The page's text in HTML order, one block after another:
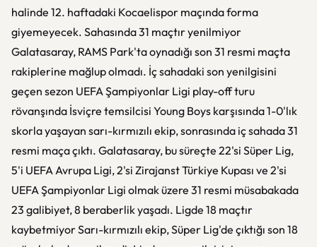
halinde 12. haftadaki Kocaelispor maçında forma
giyemeyecek. Sahasında 31 maçtır yenilmiyor
Galatasaray, RAMS Park'ta oynadığı son 31 resmi maçta
rakiplerine mağlup olmadı. İç sahadaki son yenilgisini
geçen sezon UEFA Şampiyonlar Ligi play-off turu
rövanşında İsviçre temsilcisi Young Boys karşısında 1-0'lık
skorla yaşayan sarı-kırmızılı ekip, sonrasında iç sahada 31
resmi maça çıktı. Galatasaray, bu süreçte 22'si Süper Lig,
5'i UEFA Avrupa Ligi, 2'si Zirajanst Türkiye Kupası ve 2'si
UEFA Şampiyonlar Ligi olmak üzere 31 resmi müsabakada
23 galibiyet, 8 beraberlik yaşadı. Ligde 18 maçtır
kaybetmiyor Sarı-kırmızılı ekip, Süper Lig'de çıktığı son 18